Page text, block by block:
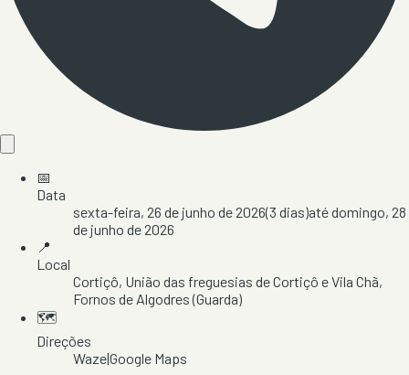
📅
Data
sexta-feira, 26 de junho de 2026(3 dias)atédomingo, 28
de junho de 2026
📍
Local
Cortiçô, União das freguesias de Cortiçô e Vila Chã,
Fornos de Algodres(Guarda)
🗺️
Direções
Waze|Google Maps